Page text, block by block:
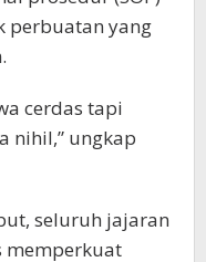
perbuatan yang
cerdas tapi
nihil,” ungkap
seluruh jajaran
memperkuat